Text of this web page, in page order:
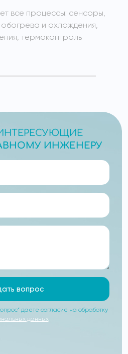
все процессы: сенсоры,
и охлаждения,
термоконтроль
ИНЖЕНЕРУ
вопрос
Нажимая кнопку “Задать вопрос” даете согласие на обработку
данных